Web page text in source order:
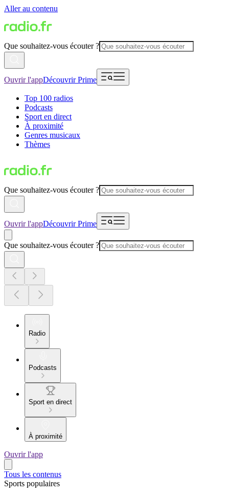
Aller au contenu
Que souhaitez-vous écouter ?
Ouvrir l'appDécouvrir Prime
Top 100 radios
Podcasts
Sport en direct
À proximité
Genres musicaux
Thèmes
Que souhaitez-vous écouter ?
Ouvrir l'appDécouvrir Prime
Que souhaitez-vous écouter ?
Radio
Podcasts
Sport en direct
À proximité
Ouvrir l'app
Tous les contenus
Sports populaires